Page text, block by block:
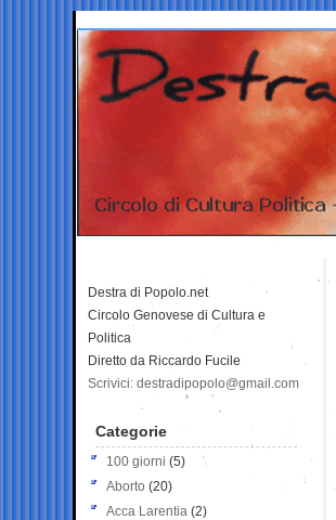
Destra di Popolo.net
Circolo Genovese di Cultura e
Politica
Diretto da Riccardo Fucile
Scrivici: destradipopolo@gmail.com
Categorie
100 giorni (5)
Aborto (20)
Acca Larentia (2)